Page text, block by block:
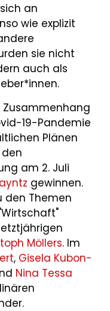
an
wie explizit
sie nicht
auch als
Zusammenhang
19-Pandemie
Plänen
am 2. Juli
gewinnen.
den Themen
Möllers. Im
, Gisela Kubon-
Nina Tessa